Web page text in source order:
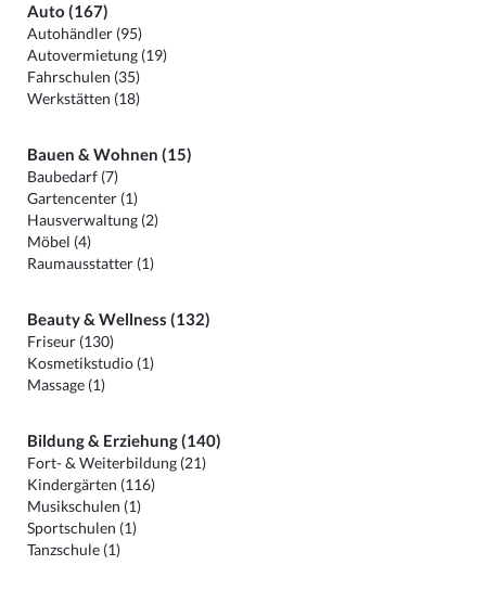
Auto (167)
Autohändler (95)
Autovermietung (19)
Fahrschulen (35)
Werkstätten (18)
Bauen & Wohnen (15)
Baubedarf (7)
Gartencenter (1)
Hausverwaltung (2)
Möbel (4)
Raumausstatter (1)
Beauty & Wellness (132)
Friseur (130)
Kosmetikstudio (1)
Massage (1)
Bildung & Erziehung (140)
Fort- & Weiterbildung (21)
Kindergärten (116)
Musikschulen (1)
Sportschulen (1)
Tanzschule (1)